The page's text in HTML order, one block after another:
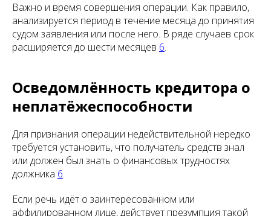
Важно и время совершения операции. Как правило,
анализируется период в течение месяца до принятия
судом заявления или после него. В ряде случаев срок
расширяется до шести месяцев 6.
Осведомлённость кредитора о
неплатёжеспособности
Для признания операции недействительной нередко
требуется установить, что получатель средств знал
или должен был знать о финансовых трудностях
должника 6.
Если речь идёт о заинтересованном или
аффилированном лице, действует презумпция такой